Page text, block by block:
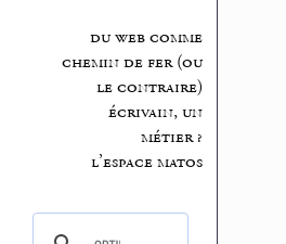
du web comme
chemin de fer (ou
le contraire)
écrivain, un
métier ?
l’espace matos